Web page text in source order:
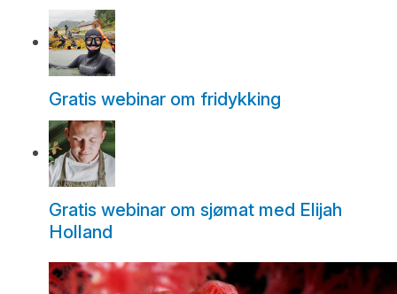
Gratis webinar om fridykking
Gratis webinar om sjømat med Elijah
Holland